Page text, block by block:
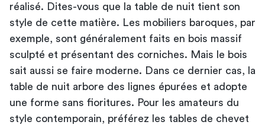
réalisé. Dites-vous que la table de nuit tient son
style de cette matière. Les mobiliers baroques, par
exemple, sont généralement faits en bois massif
sculpté et présentant des corniches. Mais le bois
sait aussi se faire moderne. Dans ce dernier cas, la
table de nuit arbore des lignes épurées et adopte
une forme sans fioritures. Pour les amateurs du
style contemporain, préférez les tables de chevet